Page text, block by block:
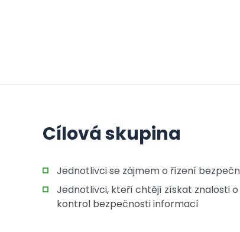
Cílová skupina
Jednotlivci se zájmem o řízení
Jednotlivci, kteří chtějí získat znalosti
kontrol bezpečnosti informací